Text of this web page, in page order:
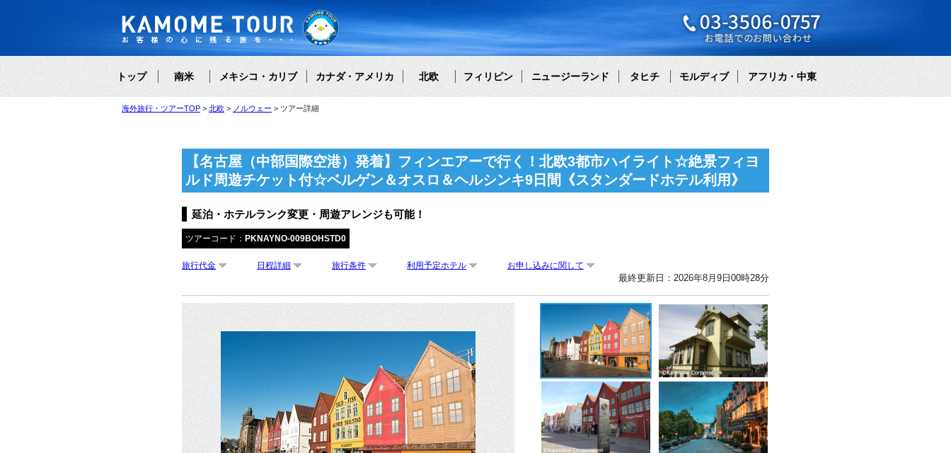
トップ 南米 メキシコ・カリブ カナダ・アメリカ 北欧 フィリピン ニュージーランド タヒチ モルディブ アフリカ・中東
海外旅行・ツアーTOP 北欧 ノルウェー ツアー詳細
【名古屋（中部国際空港）発着】フィンエアーで行く！北欧3都市ハイライト☆絶景フィヨ
ルド周遊チケット付☆ベルゲン＆オスロ＆ヘルシンキ9日間《スタンダードホテル利用》
延泊・ホテルランク変更・周遊アレンジも可能！
ツアーコード： PKNAYNO-009BOHSTD0
旅行代金 日程詳細 旅行条件 利用予定ホテル お申し込みに関して
最終更新日：2026年8月9日00時28分